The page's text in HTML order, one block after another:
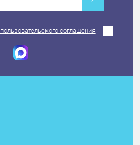
пользовательского соглашения